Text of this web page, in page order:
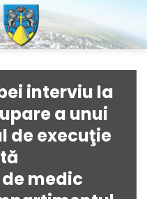
interviu la
a unui
de execuţie
medic